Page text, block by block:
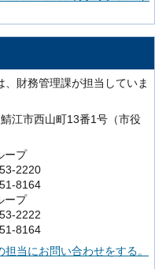
、財務管理課が担当していま
江市西山町13番1号（市役
ープ
2220
8164
ープ
2222
8164
担当にお問い合わせをする。